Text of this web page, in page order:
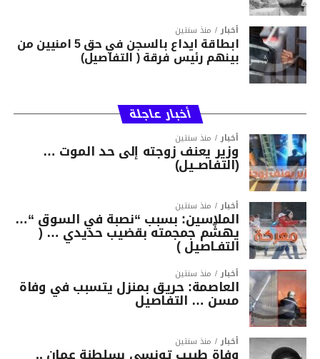
أخبار منذ سنتين
ابطاقة ايداع بالسجن في حق 5 امنيين من
بينهم رئيس فرقة ( التفاصيل)
أخبار عاجلة
أخبار منذ سنتين
وزير يعنف زوجته إلى حد الموت …
(التفاصــيل)
أخبار منذ سنتين
الملاسين: بسبب “نصبة في السوق “…
يهشّم جمجمته بقضيب حديدي … (
التفـاصيل )
أخبار منذ سنتين
العاصمة: حريق بمنزل يتسبب في وفاة
مسن … التفاصيل
أخبار منذ سنتين